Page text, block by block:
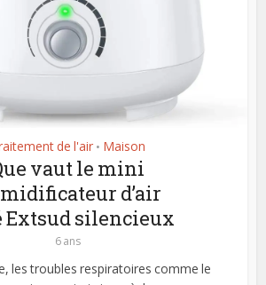
de l'air • Maison
vaut le mini
d’air
Extsud silencieux
6 ans
les troubles respiratoires comme le